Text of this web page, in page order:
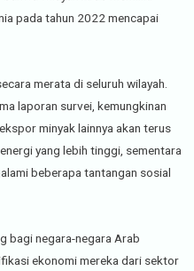
pada tahun 2022 mencapai
merata di seluruh wilayah.
laporan survei, kemungkinan
minyak lainnya akan terus
yang lebih tinggi, sementara
beberapa tantangan sosial
bagi negara-negara Arab
ekonomi mereka dari sektor